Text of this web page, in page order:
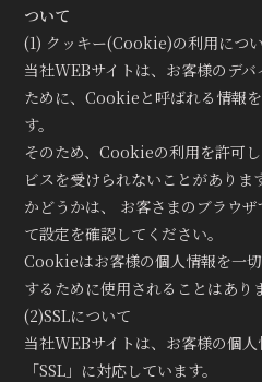
ついて
(1) クッキー(Cookie)の利用につ
当社WEBサイトは、お客様のデ
ために、Cookieと呼ばれる情報
す。
そのため、Cookieの利用を許可
ビスを受けられないことがあり
かどうかは、 お客さまのブラウ
て設定を確認してください。
Cookieはお客様の個人情報を一
するために使用されることはあり
(2)SSLについて
当社WEBサイトは、お客様の個
「SSL」に対応しています。